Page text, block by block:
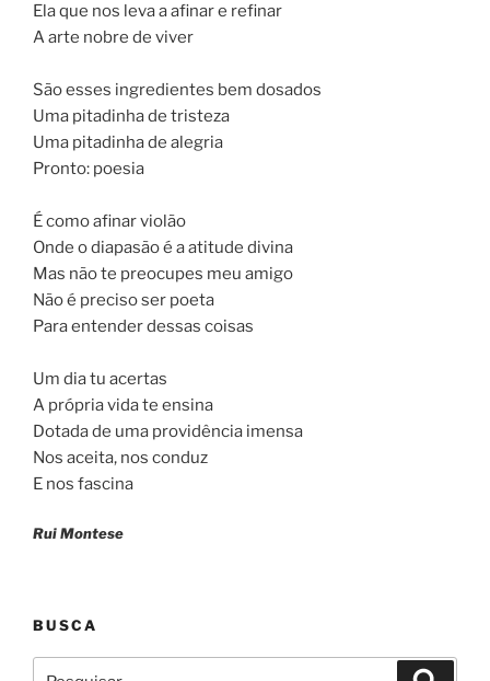
Ela que nos leva a afinar e refinar
A arte nobre de viver
São esses ingredientes bem dosados
Uma pitadinha de tristeza
Uma pitadinha de alegria
Pronto: poesia
É como afinar violão
Onde o diapasão é a atitude divina
Mas não te preocupes meu amigo
Não é preciso ser poeta
Para entender dessas coisas
Um dia tu acertas
A própria vida te ensina
Dotada de uma providência imensa
Nos aceita, nos conduz
E nos fascina
Rui Montese
BUSCA